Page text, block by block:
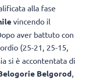
alla fase
vincendo il
aver battuto con
(25-21, 25-15,
si è accontentata di
Belgorod,